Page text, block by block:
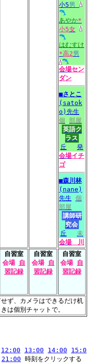
小5男
あやか*
小5女
はむすけ
*高2男
会場セン
ダン
■さとこ
(satok
o)先生
個 部屋
英語ク
ラス
丘
発
会場イチ
ゴ
■森川林
(nane)
先生 個
部屋
講師研
究会
丘
未
会場川
自習室
会場 自
習記録
自習室
会場 自
習記録
自習室
会場 自
習記録
ず、カメラはできるだけ机
は個別チャットで。
12:00 13:00 14:00
15:0
21:00 時刻をクリックする